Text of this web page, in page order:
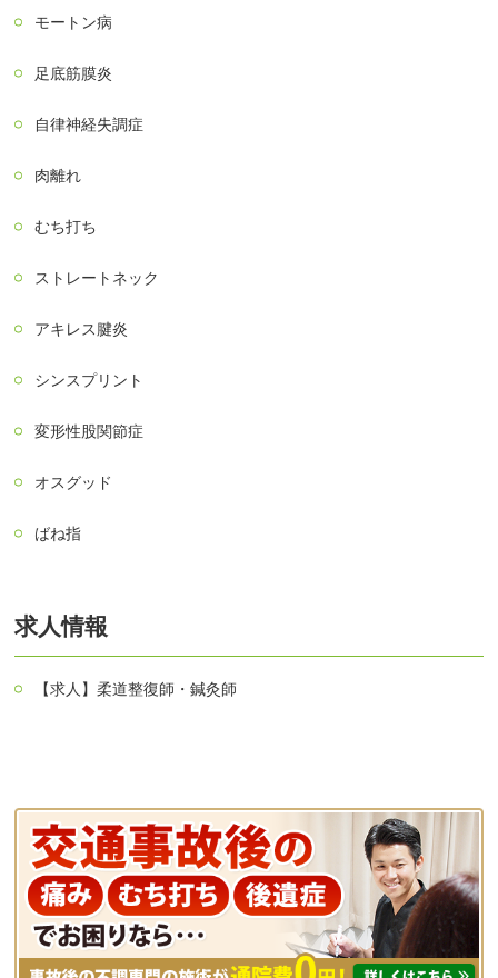
モートン病
足底筋膜炎
自律神経失調症
肉離れ
むち打ち
ストレートネック
アキレス腱炎
シンスプリント
変形性股関節症
オスグッド
ばね指
求人情報
【求人】柔道整復師・鍼灸師